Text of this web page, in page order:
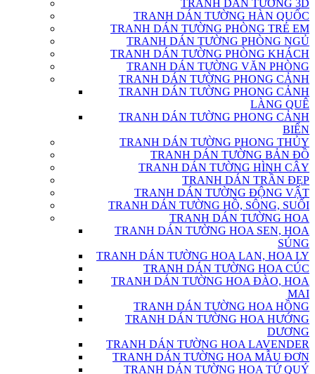
TRANH DÁN TƯỜNG 3D
TRANH DÁN TƯỜNG HÀN QUỐC
TRANH DÁN TƯỜNG PHÒNG TRẺ EM
TRANH DÁN TƯỜNG PHÒNG NGỦ
TRANH DÁN TƯỜNG PHÒNG KHÁCH
TRANH DÁN TƯỜNG VĂN PHÒNG
TRANH DÁN TƯỜNG PHONG CẢNH
TRANH DÁN TƯỜNG PHONG CẢNH
LÀNG QUÊ
TRANH DÁN TƯỜNG PHONG CẢNH
BIỂN
TRANH DÁN TƯỜNG PHONG THỦY
TRANH DÁN TƯỜNG BẢN ĐỒ
TRANH DÁN TƯỜNG HÌNH CÂY
TRANH DÁN TRẦN ĐẸP
TRANH DÁN TƯỜNG ĐỘNG VẬT
TRANH DÁN TƯỜNG HỒ, SÔNG, SUỐI
TRANH DÁN TƯỜNG HOA
TRANH DÁN TƯỜNG HOA SEN, HOA
SÚNG
TRANH DÁN TƯỜNG HOA LAN, HOA LY
TRANH DÁN TƯỜNG HOA CÚC
TRANH DÁN TƯỜNG HOA ĐÀO, HOA
MAI
TRANH DÁN TƯỜNG HOA HỒNG
TRANH DÁN TƯỜNG HOA HƯỚNG
DƯƠNG
TRANH DÁN TƯỜNG HOA LAVENDER
TRANH DÁN TƯỜNG HOA MẪU ĐƠN
TRANH DÁN TƯỜNG HOA TỨ QUÝ